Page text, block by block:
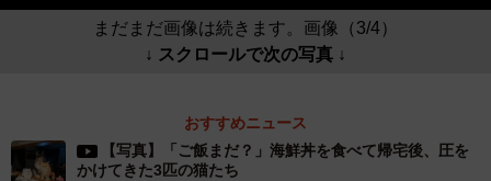
まだまだ画像は続きます。画像（3/4）
↓ スクロールで次の写真 ↓
おすすめニュース
【写真】「ご飯まだ？」海鮮丼を食べて帰宅後、圧を
かけてきた3匹の猫たち